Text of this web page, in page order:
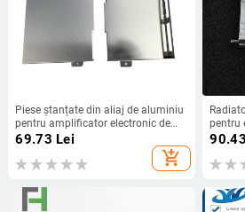
Piese ștanțate din aliaj de aluminiu
pentru amplificator electronic de
putere și radiator de răcire
69.73 Lei
add_shopping_cart
pentru
și
90.43